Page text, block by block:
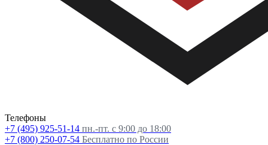
Телефоны
+7 (495) 925-51-14 пн.-пт. с 9:00 до 18:00
+7 (800) 250-07-54 Бесплатно по России